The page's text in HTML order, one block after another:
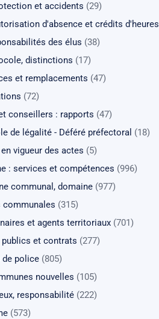
et accidents (29)
d'absence et crédits d'heures
des élus (38)
distinctions (17)
et remplacements (47)
(72)
conseillers : rapports (47)
de légalité - Déféré préfectoral (18)
vigueur des actes (5)
: services et compétences (996)
communal, domaine (977)
communales (315)
et agents territoriaux (701)
publics et contrats (277)
de police (805)
nouvelles (105)
responsabilité (222)
(573)